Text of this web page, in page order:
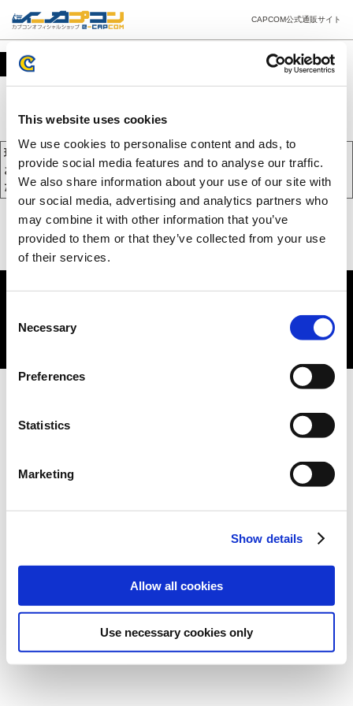
This website uses cookies
We use cookies to personalise content and ads, to
provide social media features and to analyse our traffic.
We also share information about your use of our site with
our social media, advertising and analytics partners who
may combine it with other information that you’ve
provided to them or that they’ve collected from your use
of their services.
Selection
Necessary
Preferences
Statistics
Marketing
Show details
Allow all cookies
Use necessary cookies only
CAPCOM公式通販サイト
カート
現在、カートには商品が入っておりません。
お買い物を続けるには下の 「お買い物を続ける」 をクリックしてく
ださい。